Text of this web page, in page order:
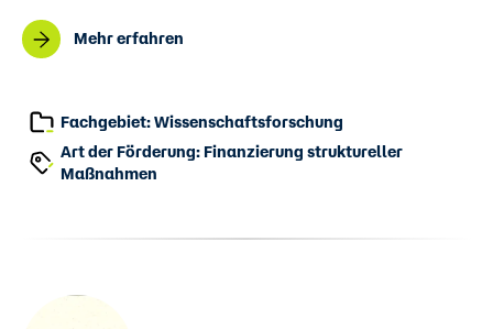
Mehr erfahren
Fachgebiet: Wissenschaftsforschung
Art der Förderung: Finanzierung struktureller
Maßnahmen